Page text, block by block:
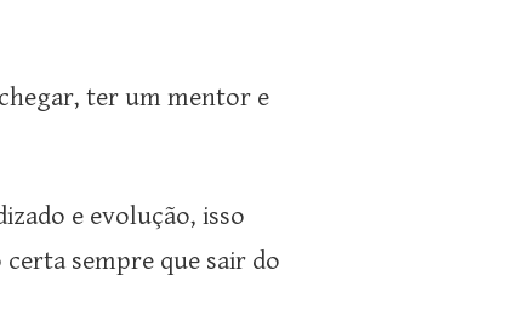
ter um mentor e
e evolução, isso
sempre que sair do